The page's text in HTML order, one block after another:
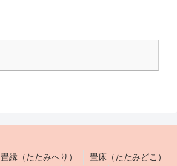
畳縁（たたみへり） 畳床（たたみどこ）